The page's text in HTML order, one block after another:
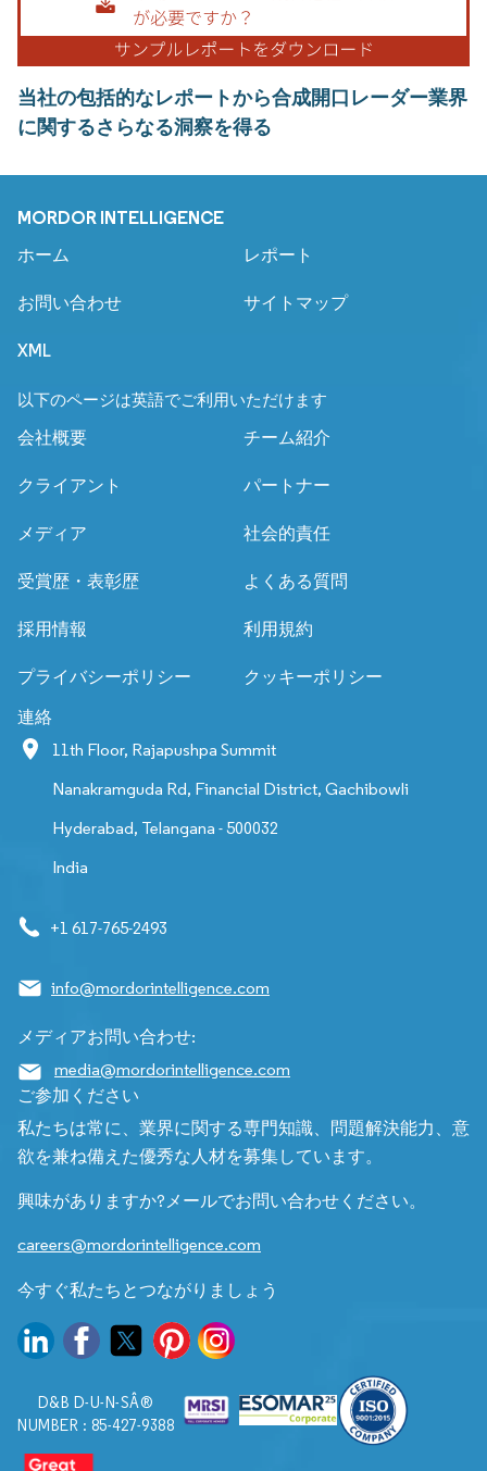
当社の包括的なレポートから合成開口レーダー業界
に関するさらなる洞察を得る
MORDOR INTELLIGENCE
ホーム レポート
お問い合わせ サイトマップ
XML
以下のページは英語でご利用いただけます
会社概要 チーム紹介
クライアント パートナー
メディア 社会的責任
受賞歴・表彰歴 よくある質問
採用情報 利用規約
プライバシーポリシー クッキーポリシー
連絡
11th Floor, Rajapushpa Summit
Nanakramguda Rd, Financial District, Gachibowli
Hyderabad, Telangana - 500032
India
+1 617-765-2493
info@mordorintelligence.com
メディアお問い合わせ:
media@mordorintelligence.com
ご参加ください
私たちは常に、業界に関する専門知識、問題解決能力、意
欲を兼ね備えた優秀な人材を募集しています。
興味がありますか?メールでお問い合わせください。
careers@mordorintelligence.com
今すぐ私たちとつながりましょう
D&B D-U-N-SÂ®
NUMBER : 85-427-9388